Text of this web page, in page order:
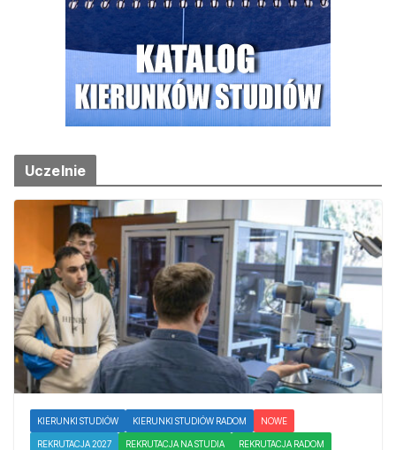
Uczelnie
KIERUNKI STUDIÓW KIERUNKI STUDIÓW RADOM NOWE
REKRUTACJA 2027 REKRUTACJA NA STUDIA REKRUTACJA RADOM